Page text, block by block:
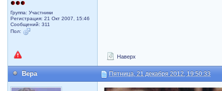
Группа: Участники
Регистрация: 21 Окт 2007, 15:46
Сообщений: 311
Пол:
Наверх
Вера Пятница, 21 декабря 2012, 19:50:33